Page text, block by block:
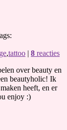
,tattoo | 8 reacties
over beauty en
beautyholic! Ik
heeft, en er
enjoy :)